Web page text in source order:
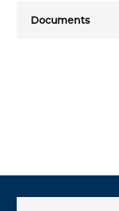
Documents